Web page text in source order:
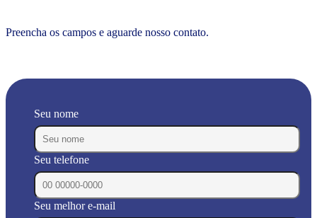
Preencha os campos e aguarde nosso contato.
Seu nome
Seu telefone
Seu melhor e-mail